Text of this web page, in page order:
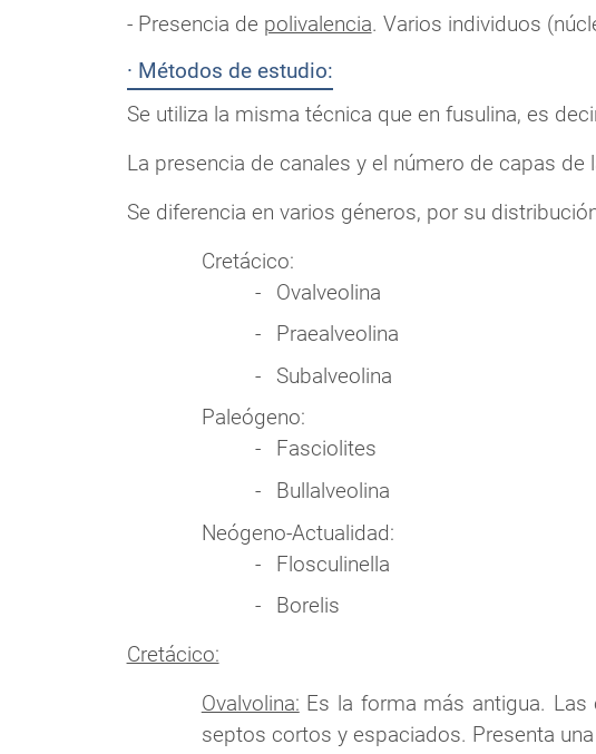
- Presencia de polivalencia. Varios individuos
· Métodos de estudio:
Se utiliza la misma técnica que en fusulina, es
La presencia de canales y el número de capas de
Se diferencia en varios géneros, por su
Cretácico:
Ovalveolina
Praealveolina
Subalveolina
Paleógeno:
Fasciolites
Bullalveolina
Neógeno-Actualidad:
Flosculinella
Borelis
Cretácico:
Ovalvolina: Es la forma más antigua.
septos cortos y espaciados. Presenta